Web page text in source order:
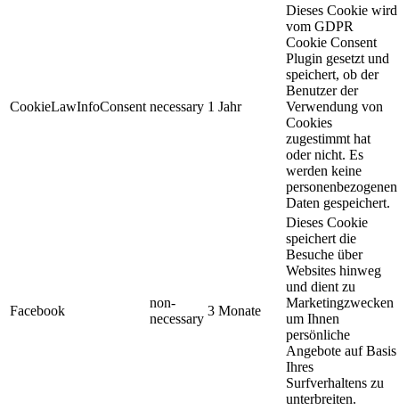
CookieLawInfoConsent necessary 1 Jahr
Dieses Cookie wird
vom GDPR
Cookie Consent
Plugin gesetzt und
speichert, ob der
Benutzer der
Verwendung von
Cookies
zugestimmt hat
oder nicht. Es
werden keine
personenbezogenen
Daten gespeichert.
Facebook
non-
necessary
3 Monate
Dieses Cookie
speichert die
Besuche über
Websites hinweg
und dient zu
Marketingzwecken
um Ihnen
persönliche
Angebote auf Basis
Ihres
Surfverhaltens zu
unterbreiten.